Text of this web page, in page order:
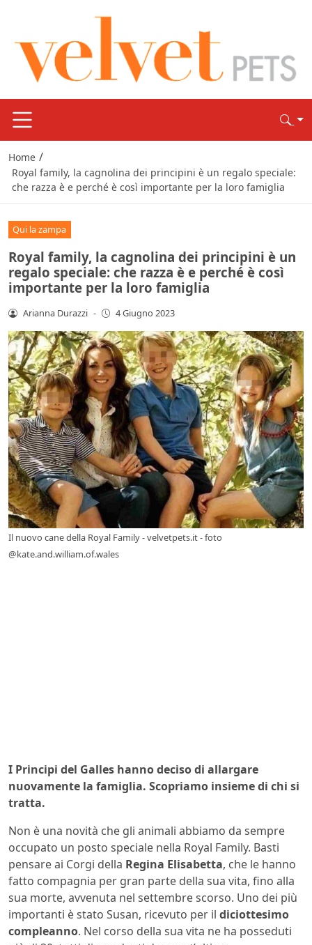
Home /
Royal family, la cagnolina dei principini è un regalo speciale:
che razza è e perché è così importante per la loro famiglia
Qui la zampa
Royal family, la cagnolina dei principini è un
regalo speciale: che razza è e perché è così
importante per la loro famiglia
Arianna Durazzi - 4 Giugno 2023
Il nuovo cane della Royal Family - velvetpets.it - foto
@kate.and.william.of.wales
I Principi del Galles hanno deciso di allargare
nuovamente la famiglia. Scopriamo insieme di chi si
tratta.
Non è una novità che gli animali abbiamo da sempre
occupato un posto speciale nella Royal Family. Basti
pensare ai Corgi della Regina Elisabetta, che le hanno
fatto compagnia per gran parte della sua vita, fino alla
sua morte, avvenuta nel settembre scorso. Uno dei più
importanti è stato Susan, ricevuto per il diciottesimo
compleanno. Nel corso della sua vita ne ha posseduti